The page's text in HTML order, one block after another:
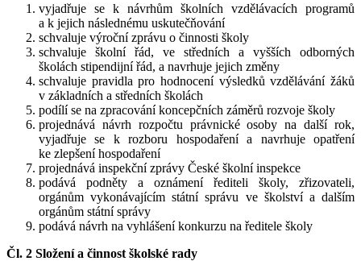
vyjadřuje se k návrhům školních vzdělávacích programů
a k jejich následnému uskutečňování
schvaluje výroční zprávu o činnosti školy
schvaluje školní řád, ve středních a vyšších odborných
školách stipendijní řád, a navrhuje jejich změny
schvaluje pravidla pro hodnocení výsledků vzdělávání žáků
v základních a středních školách
podílí se na zpracování koncepčních záměrů rozvoje školy
projednává návrh rozpočtu právnické osoby na další rok,
vyjadřuje se k rozboru hospodaření a navrhuje opatření
ke zlepšení hospodaření
projednává inspekční zprávy České školní inspekce
podává podněty a oznámení řediteli školy, zřizovateli,
orgánům vykonávajícím státní správu ve školství a dalším
orgánům státní správy
podává návrh na vyhlášení konkurzu na ředitele školy
Čl. 2 Složení a činnost školské rady